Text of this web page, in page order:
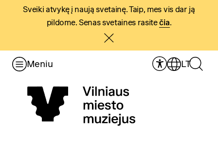
Sveiki atvykę į naują svetainę. Taip, mes vis dar ją
pildome. Senas svetaines rasitečia.
Meniu LT